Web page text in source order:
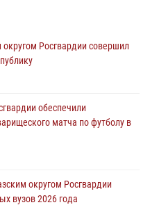
«Поезда Победы» в
Росгвардии встретились с
провели турнир по
Росгвардии совершил
обеспечили
матча по футболу в
округом Росгвардии
вузов 2026 года